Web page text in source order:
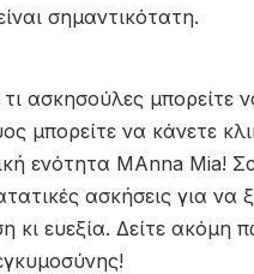
σημαντικότατη.
ασκησούλες μπορείτε
μπορείτε να κάνετε
ενότητα MAnna Mia!
ασκήσεις για να
κι ευεξία. Δείτε ακόμη